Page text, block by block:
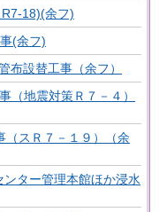
R7-18)(余フ)
(余フ)
布設替工事（余フ）
（地震対策Ｒ７－４）
（スＲ７－１９）（余
ンター管理本館ほか浸水